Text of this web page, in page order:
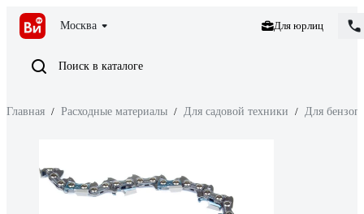
Москва Для юрлиц
Поиск в каталоге
Главная / Расходные материалы / Для садовой техники / Для